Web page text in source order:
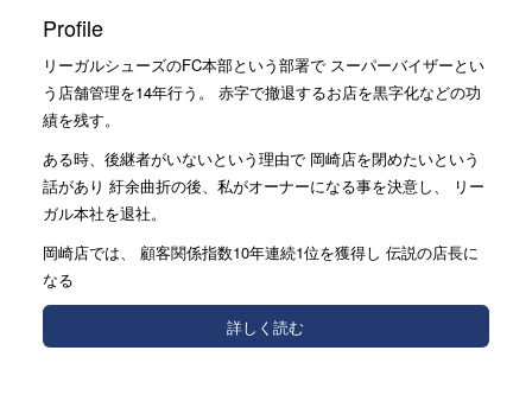
Profile
リーガルシューズのFC本部という部署で スーパーバイザーとい
う店舗管理を14年行う。 赤字で撤退するお店を黒字化などの功
績を残す。
ある時、後継者がいないという理由で 岡崎店を閉めたいという
話があり 紆余曲折の後、私がオーナーになる事を決意し、 リー
ガル本社を退社。
岡崎店では、 顧客関係指数10年連続1位を獲得し 伝説の店長に
なる
詳しく読む